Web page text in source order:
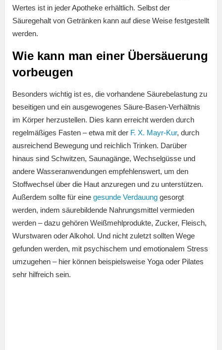
Wertes ist in jeder Apotheke erhältlich. Selbst der
Säuregehalt von Getränken kann auf diese Weise festgestellt
werden.
Wie kann man einer Übersäuerung
vorbeugen
Besonders wichtig ist es, die vorhandene Säurebelastung zu
beseitigen und ein ausgewogenes Säure-Basen-Verhältnis
im Körper herzustellen. Dies kann erreicht werden durch
regelmäßiges Fasten – etwa mit der F. X. Mayr-Kur, durch
ausreichend Bewegung und reichlich Trinken. Darüber
hinaus sind Schwitzen, Saunagänge, Wechselgüsse und
andere Wasseranwendungen empfehlenswert, um den
Stoffwechsel über die Haut anzuregen und zu unterstützen.
Außerdem sollte für eine gesunde Verdauung gesorgt
werden, indem säurebildende Nahrungsmittel vermieden
werden – dazu gehören Weißmehlprodukte, Zucker, Fleisch,
Wurstwaren oder Alkohol. Und nicht zuletzt sollten Wege
gefunden werden, mit psychischem und emotionalem Stress
umzugehen – hier können beispielsweise Yoga oder Pilates
sehr hilfreich sein.